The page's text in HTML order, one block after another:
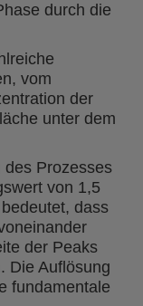
durch die
vom
der
unter dem
des Prozesses
von 1,5
dass
der Peaks
Die Auflösung
fundamentale